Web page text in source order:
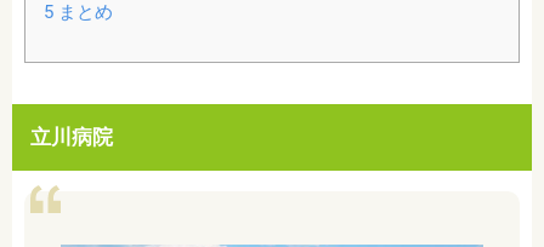
5まとめ
立川病院